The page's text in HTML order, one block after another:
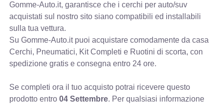
Gomme-Auto.it, garantisce che i cerchi per auto/suv
acquistati sul nostro sito siano compatibili ed installabili
sulla tua vettura.
Su Gomme-Auto.it puoi acquistare comodamente da casa
Cerchi, Pneumatici, Kit Completi e Ruotini di scorta, con
spedizione gratis e consegna entro 24 ore.
Se completi ora il tuo acquisto potrai ricevere questo
prodotto entro04 Settembre. Per qualsiasi informazione